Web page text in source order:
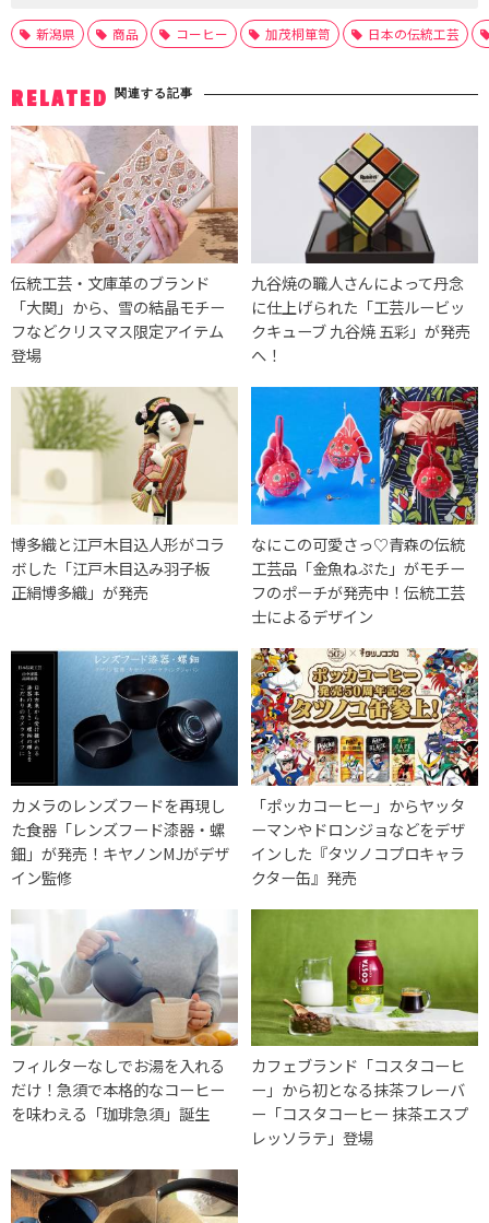
新潟県 商品 コーヒー 加茂桐箪笥 日本の伝統工芸
RELATED 関連する記事
伝統工芸・文庫革のブランド
「大関」から、雪の結晶モチー
フなどクリスマス限定アイテム
登場
九谷焼の職人さんによって丹念
に仕上げられた「工芸ルービッ
クキューブ 九谷焼 五彩」が発売
へ！
博多織と江戸木目込人形がコラ
ボした「江戸木目込み羽子板
正絹博多織」が発売
なにこの可愛さっ♡青森の伝統
工芸品「金魚ねぷた」がモチー
フのポーチが発売中！伝統工芸
士によるデザイン
カメラのレンズフードを再現し
た食器「レンズフード漆器・螺
鈿」が発売！キヤノンMJがデザ
イン監修
「ポッカコーヒー」からヤッタ
ーマンやドロンジョなどをデザ
インした『タツノコプロキャラ
クター缶』発売
フィルターなしでお湯を入れる
だけ！急須で本格的なコーヒー
を味わえる「珈琲急須」誕生
カフェブランド「コスタコーヒ
ー」から初となる抹茶フレーバ
ー「コスタコーヒー 抹茶エスプ
レッソラテ」登場